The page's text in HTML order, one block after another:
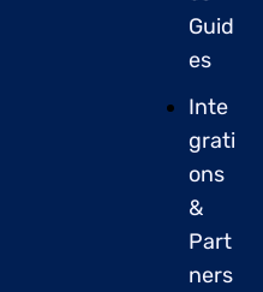
Guid
es
Inte
grati
ons
&
Part
ners